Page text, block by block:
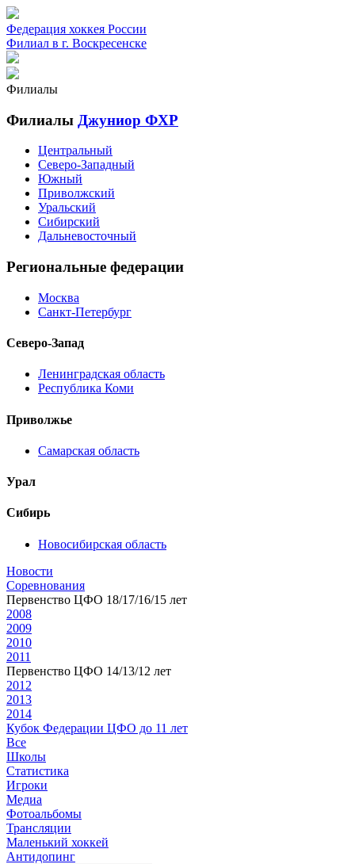
Федерация хоккея России
Филиал в г. Воскресенске
Филиалы
Филиалы Джуниор ФХР
Центральный
Северо-Западный
Южный
Приволжский
Уральский
Сибирский
Дальневосточный
Региональные федерации
Москва
Санкт-Петербург
Северо-Запад
Ленинградская область
Республика Коми
Приволжье
Самарская область
Урал
Сибирь
Новосибирская область
Новости
Соревнования
Первенство ЦФО 18/17/16/15 лет
2008
2009
2010
2011
Первенство ЦФО 14/13/12 лет
2012
2013
2014
Кубок Федерации ЦФО до 11 лет
Все
Школы
Статистика
Игроки
Медиа
Фотоальбомы
Трансляции
Маленький хоккей
Антидопинг